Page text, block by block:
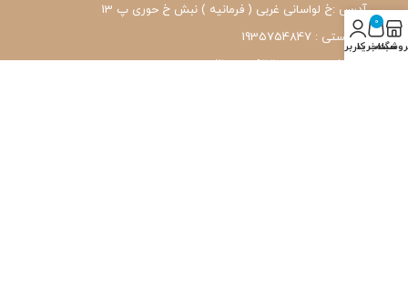
آدرس :خ لواسانی غربی ( فرمانیه ) نبش خ حوری پ 13
کد پستی : 1935754847
شماره تماس: 22239171-۰۲۱
0
سبد خرید
حساب کاربری من